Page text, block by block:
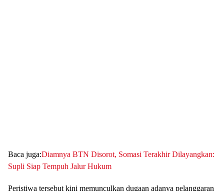
Baca juga:Diamnya BTN Disorot, Somasi Terakhir Dilayangkan:
Supli Siap Tempuh Jalur Hukum
Peristiwa tersebut kini memunculkan dugaan adanya pelanggaran